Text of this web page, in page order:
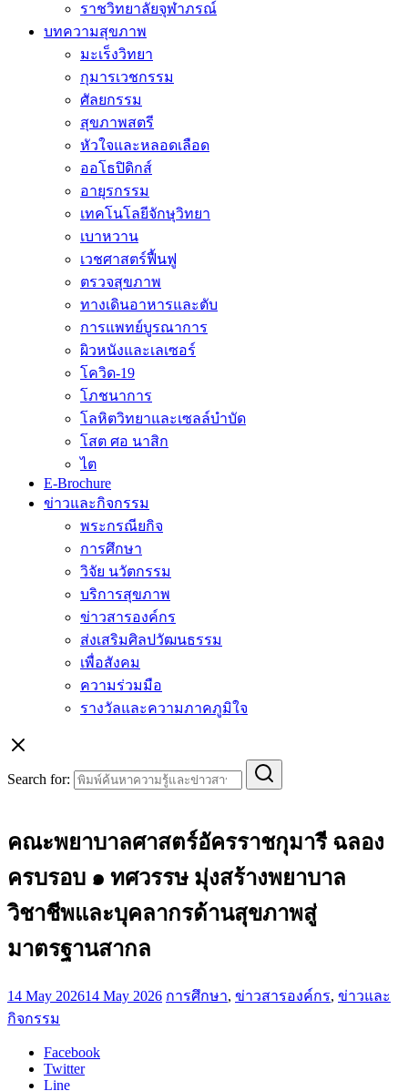
ราชวิทยาลัยจุฬาภรณ์
บทความสุขภาพ
มะเร็งวิทยา
กุมารเวชกรรม
ศัลยกรรม
สุขภาพสตรี
หัวใจและหลอดเลือด
ออโธปิดิกส์
อายุรกรรม
เทคโนโลยีจักษุวิทยา
เบาหวาน
เวชศาสตร์ฟื้นฟู
ตรวจสุขภาพ
ทางเดินอาหารและตับ
การแพทย์บูรณาการ
ผิวหนังและเลเซอร์
โควิด-19
โภชนาการ
โลหิตวิทยาและเซลล์บำบัด
โสต ศอ นาสิก
ไต
E-Brochure
ข่าวและกิจกรรม
พระกรณียกิจ
การศึกษา
วิจัย นวัตกรรม
บริการสุขภาพ
ข่าวสารองค์กร
ส่งเสริมศิลปวัฒนธรรม
เพื่อสังคม
ความร่วมมือ
รางวัลและความภาคภูมิใจ
Search for:
คณะพยาบาลศาสตร์อัครราชกุมารี ฉลอง
ครบรอบ ๑ ทศวรรษ มุ่งสร้างพยาบาล
วิชาชีพและบุคลากรด้านสุขภาพสู่
มาตรฐานสากล
14 May 202614 May 2026 การศึกษา, ข่าวสารองค์กร, ข่าวและ
กิจกรรม
Facebook
Twitter
Line